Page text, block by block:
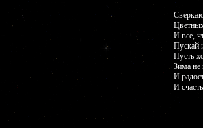
И все,
Пускай
Пусть
Зима не
И
И